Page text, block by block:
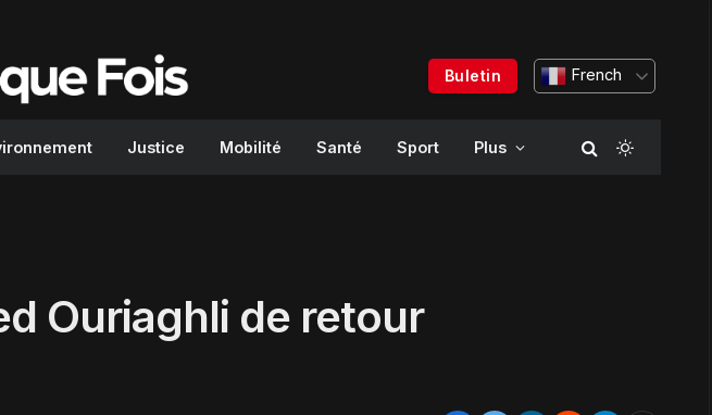
Buletin French
Justice Mobilité Santé Sport Plus
Ouriaghli de retour